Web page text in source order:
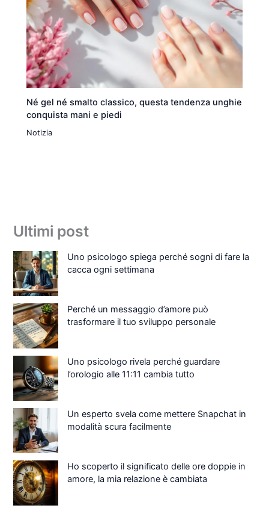
Né gel né smalto classico, questa tendenza unghie
conquista mani e piedi
Notizia
Ultimi post
Uno psicologo spiega perché sogni di fare la
cacca ogni settimana
Perché un messaggio d’amore può
trasformare il tuo sviluppo personale
Uno psicologo rivela perché guardare
l’orologio alle 11:11 cambia tutto
Un esperto svela come mettere Snapchat in
modalità scura facilmente
Ho scoperto il significato delle ore doppie in
amore, la mia relazione è cambiata